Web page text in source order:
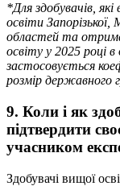
*Для здобувачів,
освіти Запорізької,
областей та
освіту у 2025 році
застосовується
розмір державного
9. Коли і як
підтвердити
учасником
Здобувачі вищої